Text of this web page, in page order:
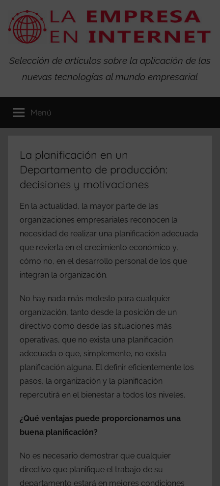
contenido
La
Empresa
en
Internet
Selección de artículos sobre la aplicación de las
nuevas tecnologías al mundo empresarial
Menú
La planificación en un
Departamento de producción:
decisiones y motivaciones
En la actualidad, la mayor parte de las
organizaciones empresariales reconocen la
necesidad de realizar una planificación adecuada
que revierta en el crecimiento económico y,
cómo no, en el desarrollo personal de los que
integran la organización.
No hay nada más molesto para cualquier
organización, tanto desde la posición de un
directivo como desde las situaciones más
operativas, que no exista una planificación
adecuada o que, simplemente, no exista
planificación alguna. El definir eficientemente los
pasos, la organización y la planificación
repercutirá en el bienestar a todos los niveles.
¿Qué ventajas puede proporcionarnos una
buena planificación?
No es necesario demostrar que cualquier
directivo que planifique el trabajo de su
departamento estará en mejores condiciones